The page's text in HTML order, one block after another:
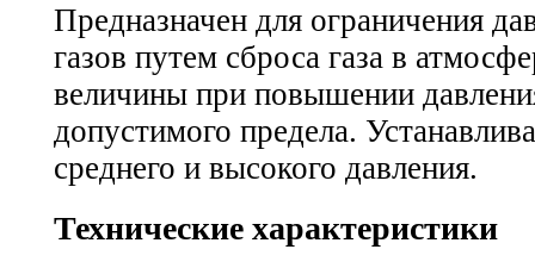
Предназначен для ограничения
газов путем сброса газа в
величины при повышении
допустимого предела.
среднего и высокого давления.
Технические характеристики